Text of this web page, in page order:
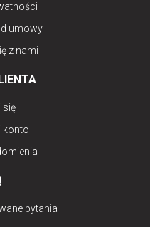
umowy
z nami
się
konto
pytania